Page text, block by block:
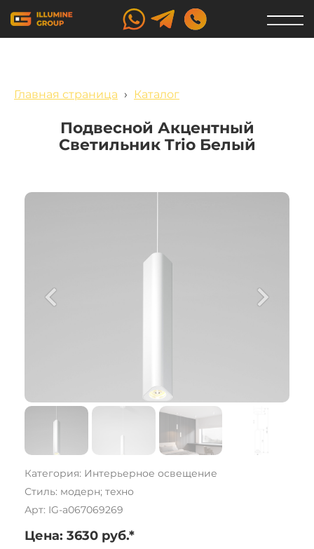
Главная страница › Каталог
Подвесной Акцентный
Светильник Trio Белый
Категория: Интерьерное освещение
Стиль: модерн; техно
Арт: IG-a067069269
Цена: 3630 руб.*